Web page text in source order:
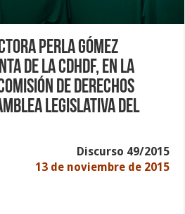
Perla Gómez
de la CDHDF, en la
de Derechos
Legislativa del
Discurso 49/2015
13 de noviembre de 2015